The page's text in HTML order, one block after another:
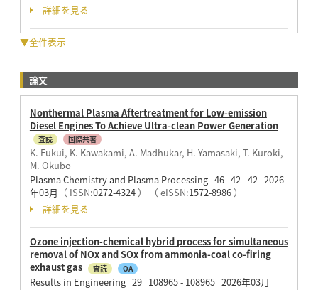
詳細を見る
▼全件表示
論文
Nonthermal Plasma Aftertreatment for Low-emission
Diesel Engines To Achieve Ultra-clean Power Generation
査読 国際共著
K. Fukui, K. Kawakami, A. Madhukar, H. Yamasaki, T. Kuroki,
M. Okubo
Plasma Chemistry and Plasma Processing 46 42 - 42 2026
年03月 （ ISSN:0272-4324） （ eISSN:1572-8986）
詳細を見る
Ozone injection-chemical hybrid process for simultaneous
removal of NOx and SOx from ammonia-coal co-firing
exhaust gas
査読 OA
Results in Engineering 29 108965 - 108965 2026年03月